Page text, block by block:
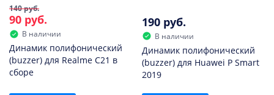
140 руб.
90 руб.
В наличии
Динамик полифонический
(buzzer) для Realme C21 в
сборе
190 руб.
В наличии
Динамик полифонический
(buzzer) для Huawei P Smart
2019